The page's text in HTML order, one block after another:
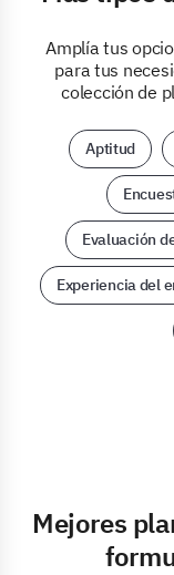
Amplía tus
para tus
colección de
Aptitud
Evaluación
Experiencia del
Mejores